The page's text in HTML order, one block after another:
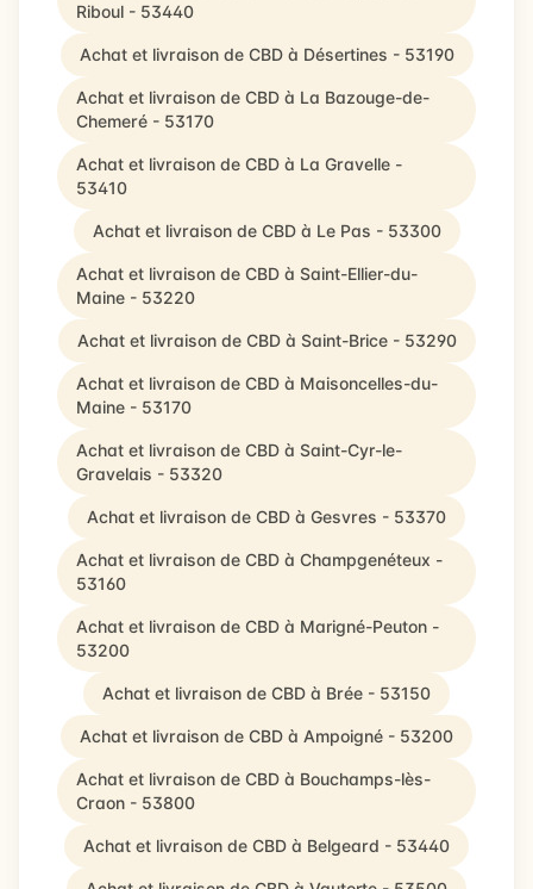
Riboul - 53440
Achat et livraison de CBD à Désertines - 53190
Achat et livraison de CBD à La Bazouge-de-
Chemeré - 53170
Achat et livraison de CBD à La Gravelle -
53410
Achat et livraison de CBD à Le Pas - 53300
Achat et livraison de CBD à Saint-Ellier-du-
Maine - 53220
Achat et livraison de CBD à Saint-Brice - 53290
Achat et livraison de CBD à Maisoncelles-du-
Maine - 53170
Achat et livraison de CBD à Saint-Cyr-le-
Gravelais - 53320
Achat et livraison de CBD à Gesvres - 53370
Achat et livraison de CBD à Champgenéteux -
53160
Achat et livraison de CBD à Marigné-Peuton -
53200
Achat et livraison de CBD à Brée - 53150
Achat et livraison de CBD à Ampoigné - 53200
Achat et livraison de CBD à Bouchamps-lès-
Craon - 53800
Achat et livraison de CBD à Belgeard - 53440